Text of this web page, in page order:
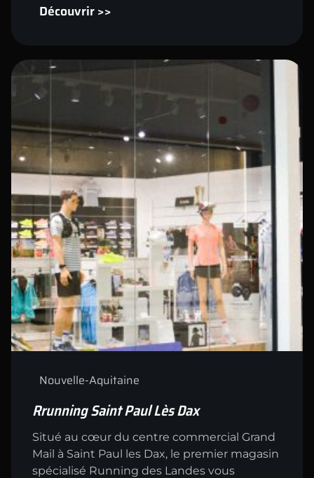
Découvrir >>
Nouvelle-Aquitaine
Rrunning Saint Paul Lès Dax
Situé au cœur du centre commercial Grand
Mail à Saint Paul les Dax, le premier magasin
spécialisé Running des Landes vous